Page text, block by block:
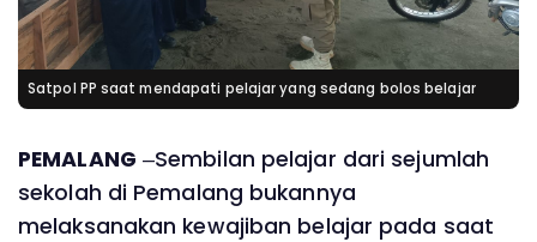
Satpol PP saat mendapati pelajar yang sedang bolos belajar
PEMALANG –Sembilan pelajar dari sejumlah
sekolah di Pemalang bukannya
melaksanakan kewajiban belajar pada saat